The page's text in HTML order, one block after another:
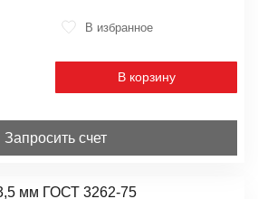
В избранное
В корзину
Запросить счет
мм ГОСТ 3262-75